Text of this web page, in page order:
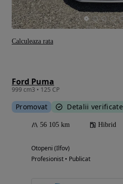
Ford Puma
999 cm3 • 125 CP
Promovat Detalii verificate
56 105 km Hibrid
Otopeni (Ilfov)
Profesionist • Publicat
Calculeaza rata